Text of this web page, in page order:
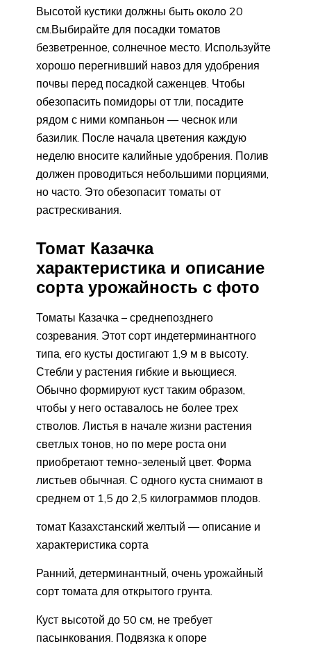
Высотой кустики должны быть около 20
см.Выбирайте для посадки томатов
безветренное, солнечное место. Используйте
хорошо перегнивший навоз для удобрения
почвы перед посадкой саженцев. Чтобы
обезопасить помидоры от тли, посадите
рядом с ними компаньон — чеснок или
базилик. После начала цветения каждую
неделю вносите калийные удобрения. Полив
должен проводиться небольшими порциями,
но часто. Это обезопасит томаты от
растрескивания.
Томат Казачка
характеристика и описание
сорта урожайность с фото
Томаты Казачка – среднепозднего
созревания. Этот сорт индетерминантного
типа, его кусты достигают 1,9 м в высоту.
Стебли у растения гибкие и вьющиеся.
Обычно формируют куст таким образом,
чтобы у него оставалось не более трех
стволов. Листья в начале жизни растения
светлых тонов, но по мере роста они
приобретают темно-зеленый цвет. Форма
листьев обычная. С одного куста снимают в
среднем от 1,5 до 2,5 килограммов плодов.
томат Казахстанский желтый — описание и
характеристика сорта
Ранний, детерминантный, очень урожайный
сорт томата для открытого грунта.
Куст высотой до 50 см, не требует
пасынкования. Подвязка к опоре